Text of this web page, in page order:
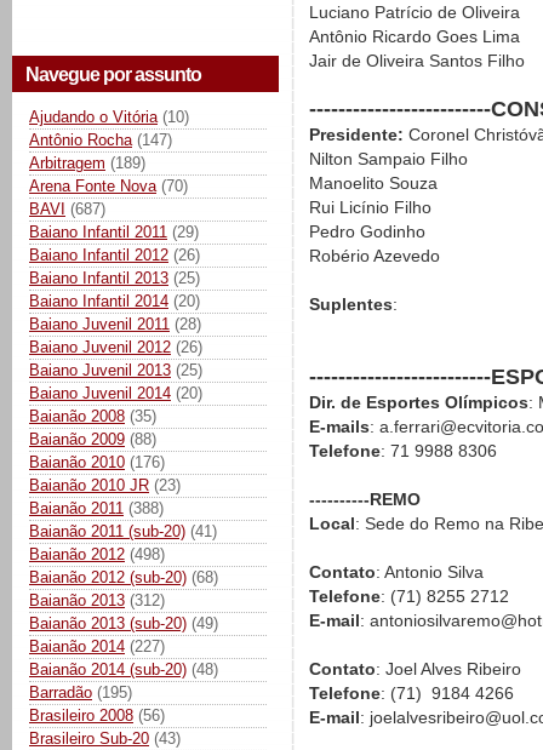
Navegue por assunto
Ajudando o Vitória (10)
Antônio Rocha (147)
Arbitragem (189)
Arena Fonte Nova (70)
BAVI (687)
Baiano Infantil 2011 (29)
Baiano Infantil 2012 (26)
Baiano Infantil 2013 (25)
Baiano Infantil 2014 (20)
Baiano Juvenil 2011 (28)
Baiano Juvenil 2012 (26)
Baiano Juvenil 2013 (25)
Baiano Juvenil 2014 (20)
Baianão 2008 (35)
Baianão 2009 (88)
Baianão 2010 (176)
Baianão 2010 JR (23)
Baianão 2011 (388)
Baianão 2011 (sub-20) (41)
Baianão 2012 (498)
Baianão 2012 (sub-20) (68)
Baianão 2013 (312)
Baianão 2013 (sub-20) (49)
Baianão 2014 (227)
Baianão 2014 (sub-20) (48)
Barradão (195)
Brasileiro 2008 (56)
Brasileiro Sub-20 (43)
Luciano Patrício de Oliveira
Antônio Ricardo Goes Lima
Jair de Oliveira Santos Filho
-------------------------
Presidente: Coronel
Nilton Sampaio Filho
Manoelito Souza
Rui Licínio Filho
Pedro Godinho
Robério Azevedo
Suplentes:
-------------------------
Dir. de Esportes Olímpicos:
E-mails:
Telefone: 71 9988 8306
----------REMO
Local: Sede do Remo na
Contato: Antonio Silva
Telefone: (71) 8255 2712
E-mail:
Contato: Joel Alves Ribeiro
Telefone: (71) 9184 4266
E-mail: